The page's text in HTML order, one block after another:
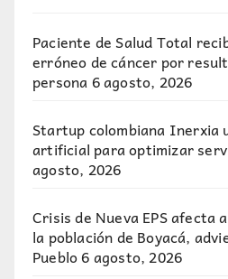
Paciente de Salud Total
erróneo de cáncer por
persona6 agosto, 2026
Startup colombiana Inerxia
artificial para optimizar
agosto, 2026
Crisis de Nueva EPS afecta
la población de Boyacá,
Pueblo6 agosto, 2026